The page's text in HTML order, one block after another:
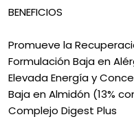
BENEFICIOS
Promueve la
Formulación Baja en
Elevada Energía y
Baja en Almidón (13%
Complejo Digest Plus